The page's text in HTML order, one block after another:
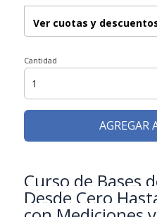
Ver cuotas y
Cantidad
AGREGAR
Curso de Bases
Desde Cero